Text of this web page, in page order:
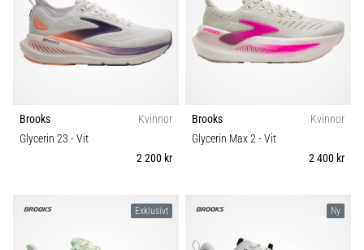
löpning
och
beeptest:
de
och
praktiken
Carbon
Komfort och dämpning
Kategori
Skobredd
Brooks
Kvinnor
Glycerin 23 - Vit
2 200 kr
Brooks
Kvinnor
Glycerin Max 2- Vit
2 400 kr
Exklusivt Ny